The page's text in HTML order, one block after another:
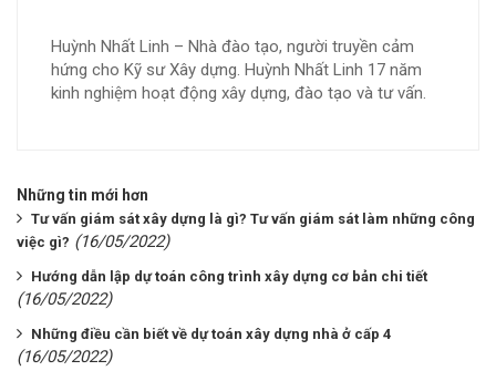
Huỳnh Nhất Linh – Nhà đào tạo, người truyền cảm
hứng cho Kỹ sư Xây dựng. Huỳnh Nhất Linh 17 năm
kinh nghiệm hoạt động xây dựng, đào tạo và tư vấn.
Những tin mới hơn
Tư vấn giám sát xây dựng là gì? Tư vấn giám sát làm những công
việc gì? (16/05/2022)
Hướng dẫn lập dự toán công trình xây dựng cơ bản chi tiết
(16/05/2022)
Những điều cần biết về dự toán xây dựng nhà ở cấp 4
(16/05/2022)